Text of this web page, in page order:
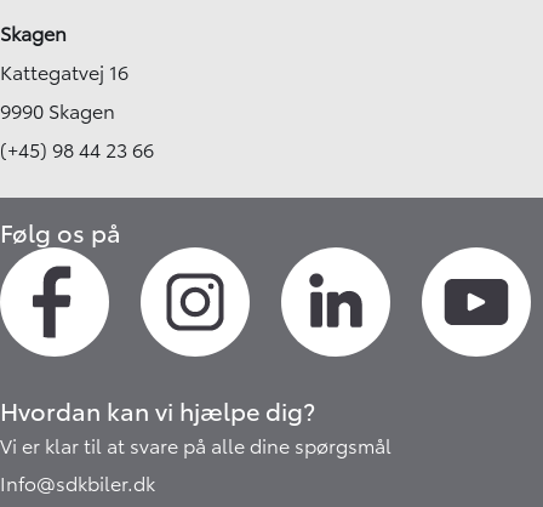
Skagen
Kattegatvej 16
9990 Skagen
(+45) 98 44 23 66
Følg os på
Hvordan kan vi hjælpe dig?
Vi er klar til at svare på alle dine spørgsmål
Info@sdkbiler.dk